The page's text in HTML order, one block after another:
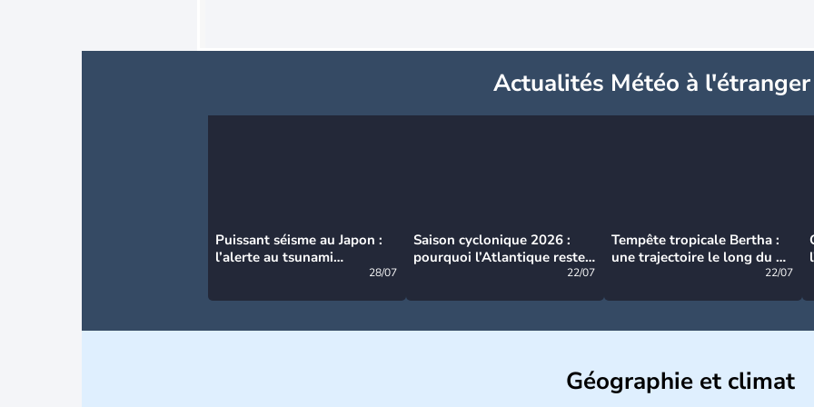
Actualités Météo à l'étranger
Puissant séisme au Japon :
l’alerte au tsunami
28/07
Saison cyclonique 2026 :
pourquoi l’Atlantique reste
22/07
Tempête tropicale Bertha :
une trajectoire le long du du
22/07
Géographie et climat